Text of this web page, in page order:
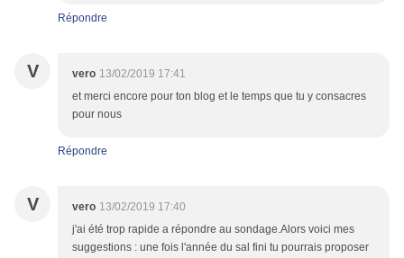
Répondre
V vero 13/02/2019 17:41
et merci encore pour ton blog et le temps que tu y consacres
pour nous
Répondre
V vero 13/02/2019 17:40
j'ai été trop rapide a répondre au sondage.Alors voici mes
suggestions : une fois l'année du sal fini tu pourrais proposer